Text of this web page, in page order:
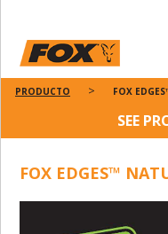
PRODUCTO FOX
SEE
FOX EDGES™